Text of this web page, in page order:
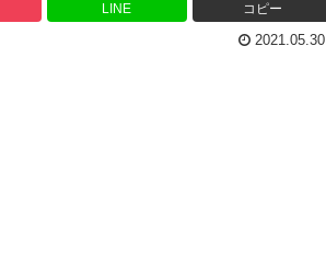
LINE コピー
2021.05.30